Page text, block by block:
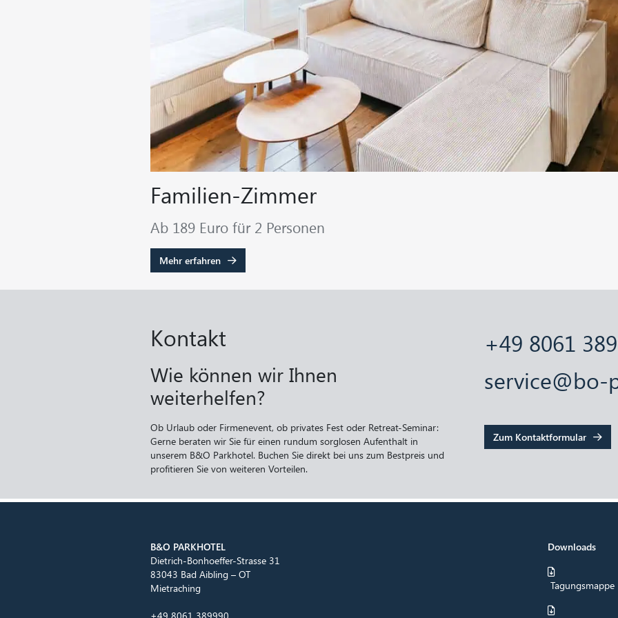
Familien-Zimmer
Ab 189 Euro für 2 Personen
Mehr erfahren
Kontakt
Wie können wir Ihnen
weiterhelfen?
Ob Urlaub oder Firmenevent, ob privates Fest oder Retreat-Seminar:
Gerne beraten wir Sie für einen rundum sorglosen Aufenthalt in
unserem B&O Parkhotel. Buchen Sie direkt bei uns zum Bestpreis und
profitieren Sie von weiteren Vorteilen.
+49 8061
service@bo-
Zum Kontaktformular
B&O PARKHOTEL
Dietrich-Bonhoeffer-Strasse 31
83043 Bad Aibling – OT
Mietraching
+49 8061 389990
Downloads
Tagungsmappe